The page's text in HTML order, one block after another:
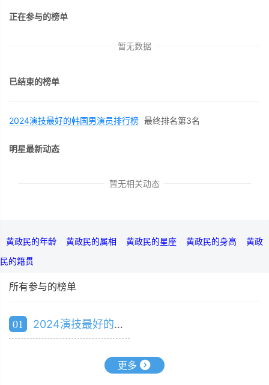
正在参与的榜单
暂无数据
已结束的榜单
2024演技最好的韩国男演员排行榜 最终排名第3名
明星最新动态
暂无相关动态
黄政民的年龄 黄政民的属相 黄政民的星座 黄政民的身高
黄政
民的籍贯
所有参与的榜单
01 2024演技最好的韩国男演员排行榜
更多